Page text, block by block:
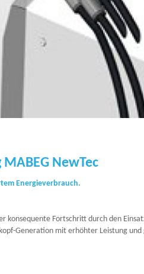
NewTec
Energieverbrauch.
konsequente Fortschritt durch den
Generation mit erhöhter Leistung